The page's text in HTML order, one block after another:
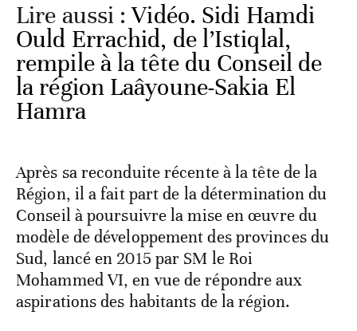
Lire aussi :Vidéo. Sidi Hamdi
Ould Errachid, de l’Istiqlal,
rempile à la tête du Conseil de
la région Laâyoune-Sakia El
Hamra
Après sa reconduite récente à la tête de la
Région, il a fait part de la détermination du
Conseil à poursuivre la mise en œuvre du
modèle de développement des provinces du
Sud, lancé en 2015 par SM le Roi
Mohammed VI, en vue de répondre aux
aspirations des habitants de la région.